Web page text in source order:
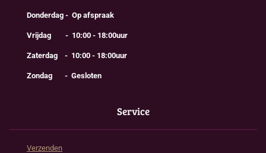
Donderdag - Op afspraak
Vrijdag - 10:00 - 18:00uur
Zaterdag - 10:00 - 18:00uur
Zondag - Gesloten
Service
Verzenden